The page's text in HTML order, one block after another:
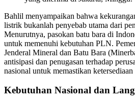
Bahlil menyampaikan bahwa
listrik bukanlah penyebab utama dari
Menurutnya, pasokan batu bara di
untuk memenuhi kebutuhan PLN.
Jenderal Mineral dan Batu Bara
antisipasi dan penugasan terhadap
nasional untuk memastikan
Kebutuhan Nasional dan